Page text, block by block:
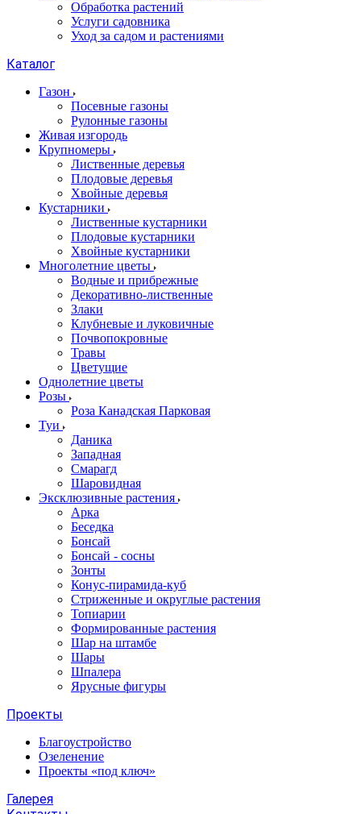
Обработка растений
Услуги садовника
Уход за садом и растениями
Каталог
Газон
Посевные газоны
Рулонные газоны
Живая изгородь
Крупномеры
Лиственные деревья
Плодовые деревья
Хвойные деревья
Кустарники
Лиственные кустарники
Плодовые кустарники
Хвойные кустарники
Многолетние цветы
Водные и прибрежные
Декоративно-лиственные
Злаки
Клубневые и луковичные
Почвопокровные
Травы
Цветущие
Однолетние цветы
Розы
Роза Канадская Парковая
Туи
Даника
Западная
Смарагд
Шаровидная
Эксклюзивные растения
Арка
Беседка
Бонсай
Бонсай - сосны
Зонты
Конус-пирамида-куб
Стриженные и округлые растения
Топиарии
Формированные растения
Шар на штамбе
Шары
Шпалера
Ярусные фигуры
Проекты
Благоустройство
Озеленение
Проекты «под ключ»
Галерея